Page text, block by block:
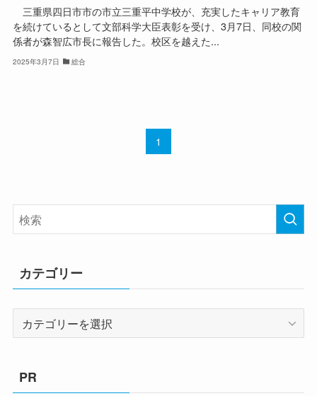
三重県四日市市の市立三重平中学校が、充実したキャリア教育
を続けているとして文部科学大臣表彰を受け、3月7日、同校の関
係者が森智広市長に報告した。校区を越えた...
2025年3月7日 総合
1
カテゴリー
テ
リ
ー
PR